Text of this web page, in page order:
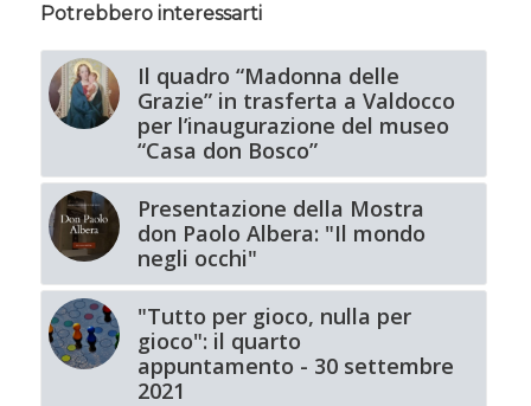
Potrebbero interessarti
Il quadro “Madonna delle
Grazie” in trasferta a Valdocco
per l’inaugurazione del museo
“Casa don Bosco”
Presentazione della Mostra
don Paolo Albera: "Il mondo
negli occhi"
"Tutto per gioco, nulla per
gioco": il quarto
appuntamento - 30 settembre
2021